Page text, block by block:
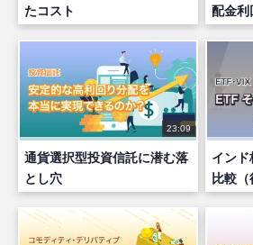
たコスト
配金利
23:09
通貨選択型投資信託に潜む落
とし穴
イン
比較（